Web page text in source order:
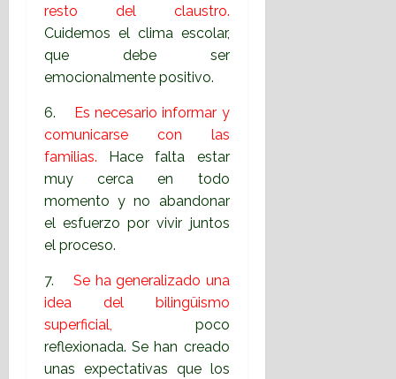
resto del claustro.
Cuidemos el clima escolar,
que debe ser
emocionalmente positivo.
6.
Es necesario informar y
comunicarse con las
familias. Hace falta estar
muy cerca en todo
momento y no abandonar
el esfuerzo por vivir juntos
el proceso.
7.Se ha generalizado una
idea del bilingüismo
superficial, poco
reflexionada. Se han creado
unas expectativas que los